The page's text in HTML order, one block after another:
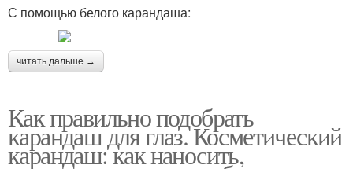
С помощью белого карандаша:
читать дальше →
Как правильно подобрать
карандаш для глаз. Косметический
карандаш: как наносить,